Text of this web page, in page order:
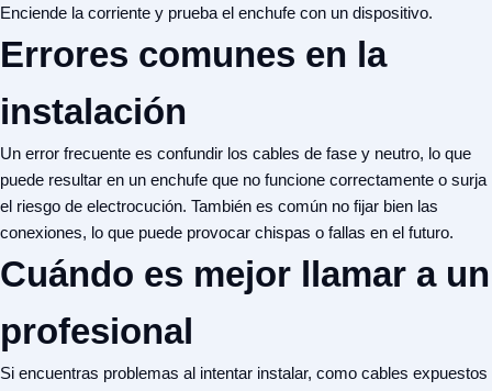
Enciende la corriente y prueba el enchufe con un dispositivo.
Errores comunes en la
instalación
Un error frecuente es confundir los cables de fase y neutro, lo que
puede resultar en un enchufe que no funcione correctamente o surja
el riesgo de electrocución. También es común no fijar bien las
conexiones, lo que puede provocar chispas o fallas en el futuro.
Cuándo es mejor llamar a un
profesional
Si encuentras problemas al intentar instalar, como cables expuestos